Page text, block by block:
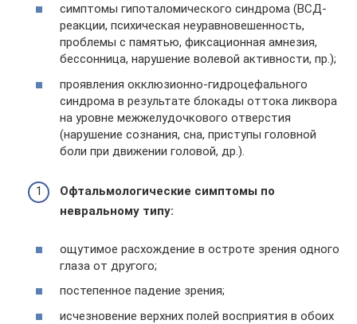
симптомы гипоталомического синдрома (ВСД-
реакции, психическая неуравновешенность,
проблемы с памятью, фиксационная амнезия,
бессонница, нарушение волевой активности, пр.);
проявления окклюзионно-гидроцефального
синдрома в результате блокады оттока ликвора
на уровне межжелудочкового отверстия
(нарушение сознания, сна, приступы головной
боли при движении головой, др.).
Офтальмологические симптомы по
невральному типу:
ощутимое расхождение в остроте зрения одного
глаза от другого;
постепенное падение зрения;
исчезновение верхних полей восприятия в обоих